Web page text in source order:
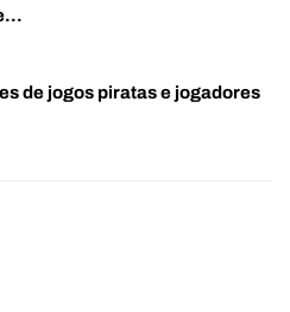
de jogos piratas e jogadores